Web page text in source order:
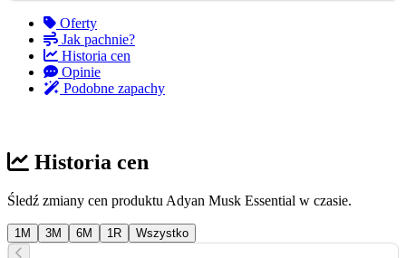
Oferty
Jak pachnie?
Historia cen
Opinie
Podobne zapachy
Historia cen
Śledź zmiany cen produktu Adyan Musk Essential w czasie.
1M 3M 6M 1R Wszystko